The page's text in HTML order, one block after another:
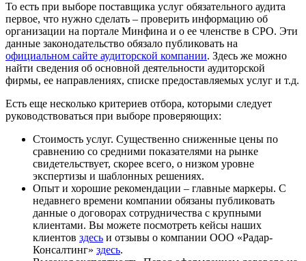
То есть при выборе поставщика услуг обязательного аудита
первое, что нужно сделать – проверить информацию об
организации на портале Минфина и о ее членстве в СРО. Эти
данные законодательство обязало публиковать на
официальном сайте аудиторской компании. Здесь же можно
найти сведения об основной деятельности аудиторской
фирмы, ее направлениях, списке предоставляемых услуг и т.д.
Есть еще несколько критериев отбора, которыми следует
руководствоваться при выборе проверяющих:
Стоимость услуг. Существенно сниженные цены по
сравнению со средними показателями на рынке
свидетельствует, скорее всего, о низком уровне
экспертизы и шаблонных решениях.
Опыт и хорошие рекомендации – главные маркеры. С
недавнего времени компании обязаны публиковать
данные о договорах сотрудничества с крупными
клиентами. Вы можете посмотреть кейсы наших
клиентов здесь и отзывы о компании ООО «Радар-
Консалтинг» здесь.